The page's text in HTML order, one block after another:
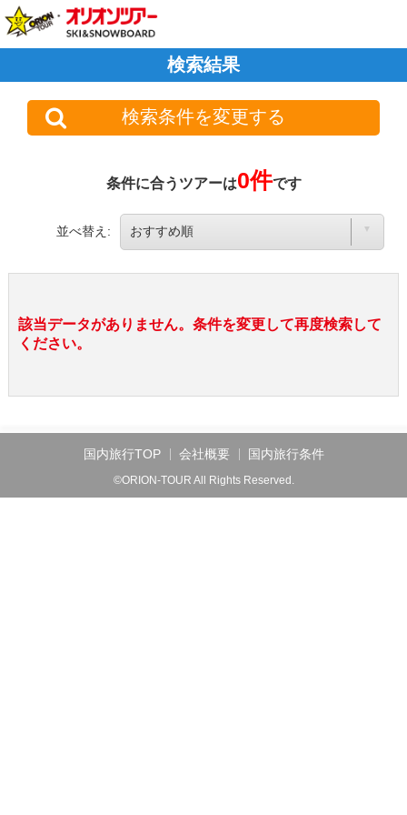
検索結果
検索条件を変更する
条件に合うツアーは0件です
並べ替え:
該当データがありません。条件を変更して再度検索して
ください。
国内旅行TOP 会社概要 国内旅行条件
©ORION-TOUR All Rights Reserved.